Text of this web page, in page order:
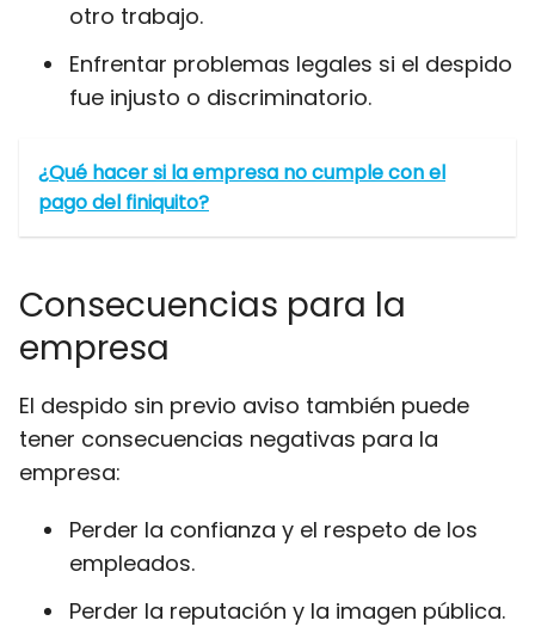
otro trabajo.
Enfrentar problemas legales si el despido
fue injusto o discriminatorio.
¿Qué hacer si la empresa no cumple con el
pago del finiquito?
Consecuencias para la
empresa
El despido sin previo aviso también puede
tener consecuencias negativas para la
empresa:
Perder la confianza y el respeto de los
empleados.
Perder la reputación y la imagen pública.